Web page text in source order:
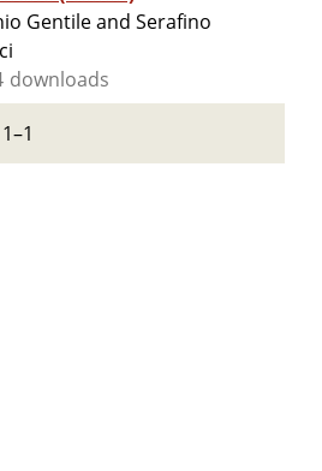
Gentile and Serafino
downloads